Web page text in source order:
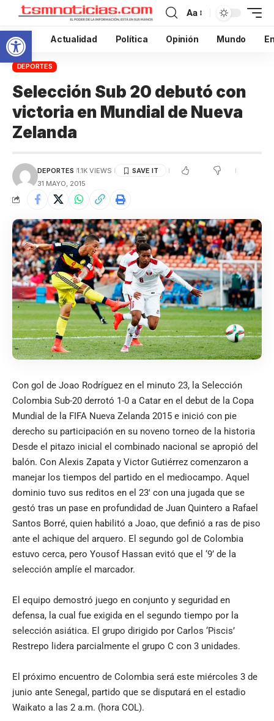
Abrir barra de herramientas
Aa
Inicio Actualidad Política Opinión Mundo
DEPORTES
Selección Sub 20 debutó con
victoria en Mundial de Nueva
Zelanda
DEPORTES 1.1K VIEWS
31 MAYO, 2015
Con gol de Joao Rodríguez en el minuto 23, la Selección
Colombia Sub-20 derrotó 1-0 a Catar en el debut de la Copa
Mundial de la FIFA Nueva Zelanda 2015 e inició con pie
derecho su participación en su noveno torneo de la historia
Desde el pitazo inicial el combinado nacional se apropió del
balón. Con Alexis Zapata y Victor Gutiérrez comenzaron a
manejar los tiempos del partido en el mediocampo. Aquel
dominio tuvo sus reditos en el 23′ con una jugada que se
gestó tras un pase en profundidad de Juan Quintero a Rafael
Santos Borré, quien habilitó a Joao, que definió a ras de piso
ante el achique del arquero. El segundo gol de Colombia
estuvo cerca, pero Yousof Hassan evitó que el ‘9’ de la
selección amplíe el marcador.
El equipo demostró juego en conjunto y seguridad en
defensa, la cual fue exigida en el segundo tiempo por la
selección asiática. El grupo dirigido por Carlos ‘Piscis’
Restrepo lidera parcialmente el grupo C con 3 unidades.
El próximo encuentro de Colombia será este miércoles 3 de
junio ante Senegal, partido que se disputará en el estadio
Waikato a las 2 a.m. (hora COL).